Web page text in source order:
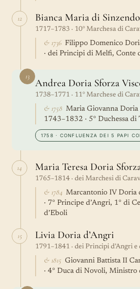
12 Bianca Maria di
1717–1783 · 10° Marchesa di
& 1736 Filippo Domenico
· dei Principi di Melfi, Conte
13
Andrea Doria Sforza
1738–1771 · 11° Marchese di
& 1758 Maria Giovanna Doria
1743–1832 · 5° Duchessa di
1758 · CONFLUENZA DEI 5 PAPI
14 Maria Teresa Doria
1765–1814 · dei Marchesi di
& 1784 Marcantonio IV Doria
· 7° Principe d’Angri, 1° di
d’Eboli
15 Livia Doria d’Angri
1791–1841 · dei Principi d’Angri
& 1815 Giovanni Battista II
· 4° Duca di Novoli,